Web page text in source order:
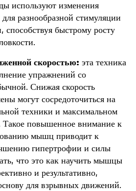
используют изменения
разнообразной стимуляции
быстрому росту
скоростью: эта техника
упражнений со
Снижая скорость
могут сосредоточиться на
техники и максимальном
повышенное внимание к
мышц приводит к
гипертрофии и силы
что это как научить мышцы
и результативно,
для взрывных движений.